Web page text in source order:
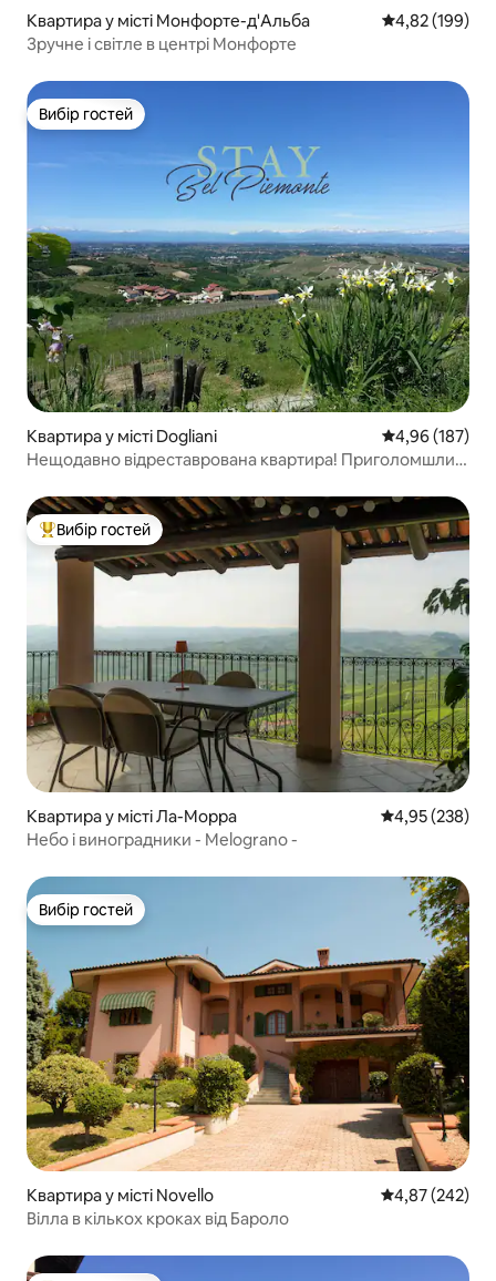
Квартира у місті Монфорте-д'Альба Середня
4,82 (199)
Зручне і світле в центрі Монфорте
Вибір гостей
Вибір гостей
Квартира у місті Dogliani Середня
4,96 (187)
Нещодавно відреставрована квартира! Приголомшливі
Топ вибір гостей
Вибір гостей
Квартира у місті Ла-Морра Середня
4,95 (238)
Небо і виноградники - Melograno -
Вибір гостей
Вибір гостей
Квартира у місті Novello Середня
4,87 (242)
Вілла в кількох кроках від Бароло